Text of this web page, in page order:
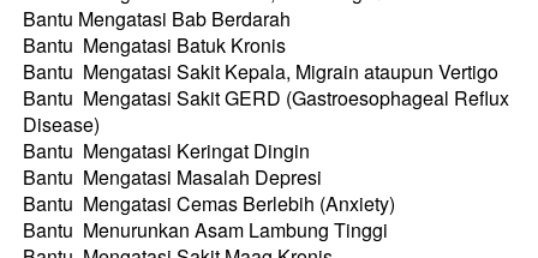
Bantu Mengatasi Bab Berdarah
Bantu  Mengatasi Batuk Kronis
Bantu  Mengatasi Sakit Kepala, Migrain ataupun Vertigo
Bantu  Mengatasi Sakit GERD (Gastroesophageal Reflux
Disease)
Bantu  Mengatasi Keringat Dingin
Bantu  Mengatasi Masalah Depresi
Bantu  Mengatasi Cemas Berlebih (Anxiety)
Bantu  Menurunkan Asam Lambung Tinggi